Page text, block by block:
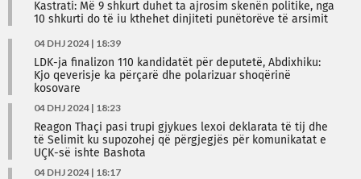
Kastrati: Më 9 shkurt duhet ta ajrosim skenën politike, nga
10 shkurti do të iu kthehet dinjiteti punëtorëve të arsimit
04 DHJ 2024 | 18:39
LDK-ja finalizon 110 kandidatët për deputetë, Abdixhiku:
Kjo qeverisje ka përçarë dhe polarizuar shoqërinë
kosovare
04 DHJ 2024 | 18:23
Reagon Thaçi pasi trupi gjykues lexoi deklarata të tij dhe
të Selimit ku supozohej që përgjegjës për komunikatat e
UÇK-së ishte Bashota
04 DHJ 2024 | 18:17